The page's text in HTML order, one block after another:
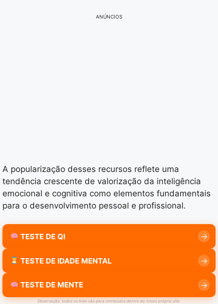
ANÚNCIOS
A popularização desses recursos reflete uma
tendência crescente de valorização da inteligência
emocional e cognitiva como elementos fundamentais
para o desenvolvimento pessoal e profissional.
TESTE DE QI
TESTE DE IDADE MENTAL
TESTE DE MENTE
Observação: todos os links são para conteúdos dentro do nosso próprio site.